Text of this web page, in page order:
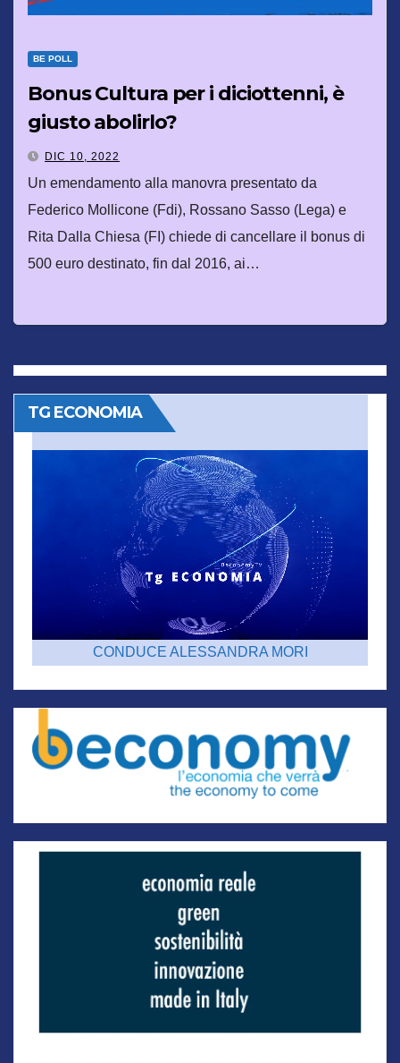
BE POLL
Bonus Cultura per i diciottenni, è
giusto abolirlo?
DIC 10, 2022
Un emendamento alla manovra presentato da
Federico Mollicone (Fdi), Rossano Sasso (Lega) e
Rita Dalla Chiesa (FI) chiede di cancellare il bonus di
500 euro destinato, fin dal 2016, ai…
TG ECONOMIA
CONDUCE ALESSANDRA MORI